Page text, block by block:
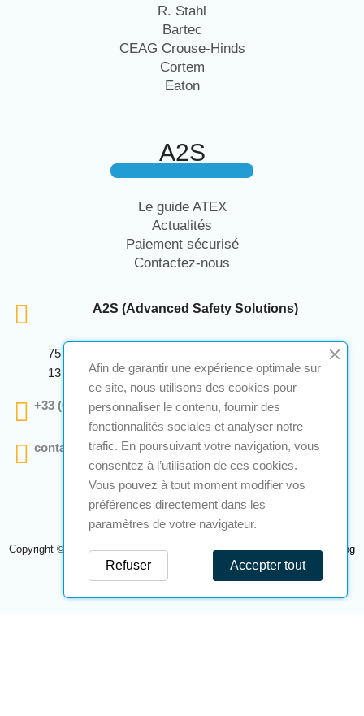
R. Stahl
Bartec
CEAG Crouse-Hinds
Cortem
Eaton
A2S
Le guide ATEX
Actualités
Paiement sécurisé
Contactez-nous
A2S (Advanced Safety Solutions)
75 Avenue Marcellin Berthelot Anthelios Bâtiment E
13 290 Aix En Provence
+33 (0)4 12 28 00 69
contact@a2s-atex.com
Copyright © 2026 A2S Atex. Tous droits réservés. Une réalisationNavilog
Afin de garantir une expérience optimale sur
ce site, nous utilisons des cookies pour
personnaliser le contenu, fournir des
fonctionnalités sociales et analyser notre
trafic. En poursuivant votre navigation, vous
consentez à l’utilisation de ces cookies.
Vous pouvez à tout moment modifier vos
préférences directement dans les
paramètres de votre navigateur.
Accepter tout
Refuser